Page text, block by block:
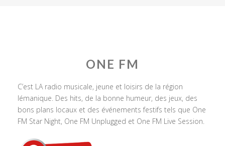
ONE FM
C’est LA radio musicale, jeune et loisirs de la région
lémanique. Des hits, de la bonne humeur, des jeux, des
bons plans locaux et des événements festifs tels que One
FM Star Night, One FM Unplugged et One FM Live Session.